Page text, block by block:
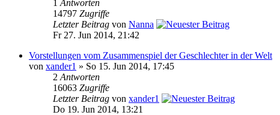
1 Antworten
14797 Zugriffe
Letzter Beitrag von Nanna
Fr 27. Jun 2014, 21:42
Vorstellungen vom Zusammenspiel der Geschlechter in der Welt
von xander1 » So 15. Jun 2014, 17:45
2 Antworten
16063 Zugriffe
Letzter Beitrag von xander1
Do 19. Jun 2014, 13:21